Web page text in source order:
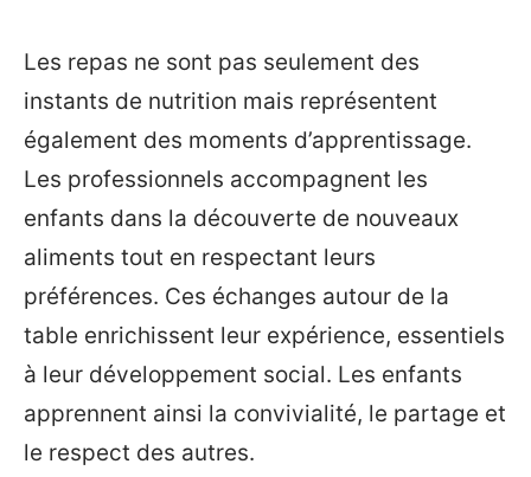
Les repas ne sont pas seulement des
instants de nutrition mais représentent
également des moments d’apprentissage.
Les professionnels accompagnent les
enfants dans la découverte de nouveaux
aliments tout en respectant leurs
préférences. Ces échanges autour de la
table enrichissent leur expérience, essentiels
à leur développement social. Les enfants
apprennent ainsi la convivialité, le partage et
le respect des autres.